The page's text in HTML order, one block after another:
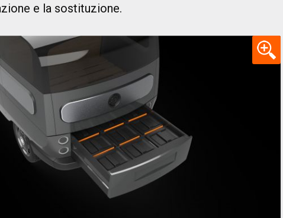
e la sostituzione.